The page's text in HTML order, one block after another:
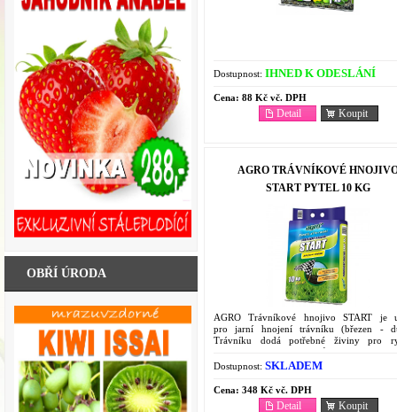
OBŘÍ ÚRODA
Dostupnost: IHNED K ODESLÁNÍ
Cena: 88 Kč vč. DPH
Koupit
Detail
AGRO TRÁVNÍKOVÉ
START PYTEL 10 KG
AGRO Trávníkové hnojivo START je
pro jarní hnojení trávníku (březen -
Trávníku dodá potřebné živiny pro
regeneraci a nastartování růstu, lze ho
Dostupnost: SKLADEM
Cena: 348 Kč vč. DPH
Koupit
Detail